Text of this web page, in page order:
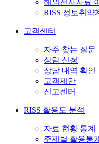
해외전자자료
RISS 정보취약
고객센터
자주 찾는 질문
상담 신청
상담 내역 확인
고객제안
신고센터
RISS 활용도 분석
자료 현황 통계
주제별 활용통